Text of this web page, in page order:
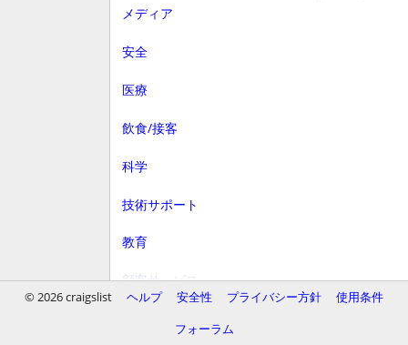
メディア
安全
医療
飲食/接客
科学
技術サポート
教育
顧客サービス
© 2026 craigslist ヘルプ 安全性 プライバシー方針
使用条件
フォーラム